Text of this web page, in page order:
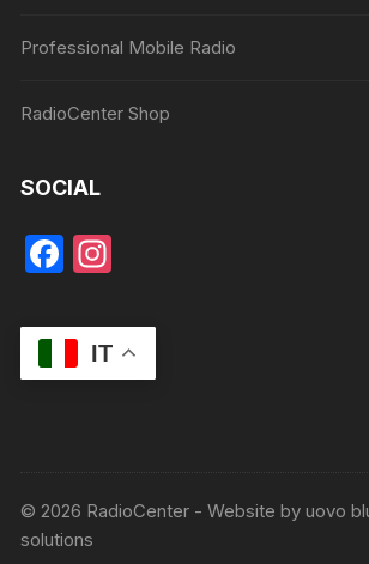
Professional Mobile Radio
RadioCenter Shop
SOCIAL
F
c
e
k
a
gr
IT
© 2026 RadioCenter - Website by uovo
solutions